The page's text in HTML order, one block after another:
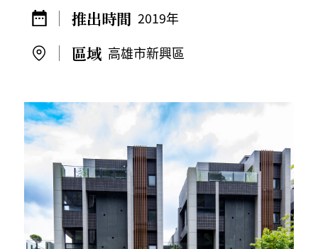
2019年
高雄市新興區